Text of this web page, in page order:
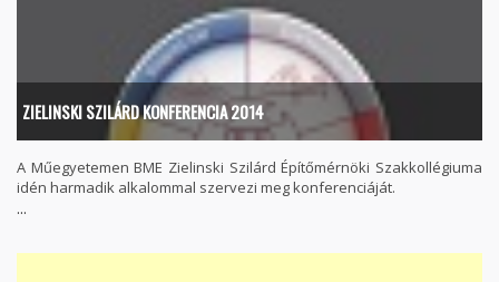
ZIELINSKI SZILÁRD KONFERENCIA 2014
A Műegyetemen BME Zielinski Szilárd Építőmérnöki Szakkollégiuma
idén harmadik alkalommal szervezi meg konferenciáját.
...